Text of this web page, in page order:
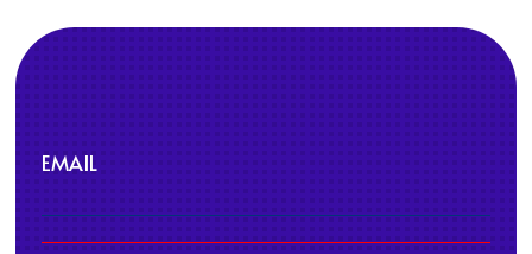
EMAIL